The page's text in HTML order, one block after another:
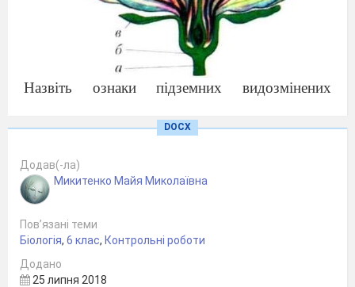
Назвіть ознаки підземних видозмінених
8.
DOCX
Додав(-ла)
Микитенко Майя Миколаївна
Пов’язані теми
Біологія, 6 клас, Контрольні роботи
Додано
25 липня 2018